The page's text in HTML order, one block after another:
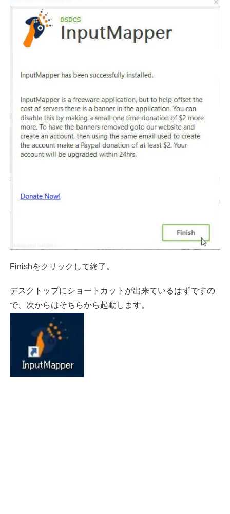
Finishをクリックして終了。
デスクトップにショートカットが出来ているはずですの
で、次からはそちらから起動します。